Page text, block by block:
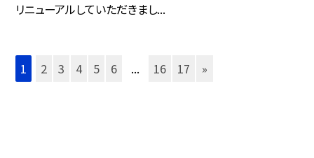
リニューアルしていただきまし...
1 2 3 4 5 6 ... 16 17 »